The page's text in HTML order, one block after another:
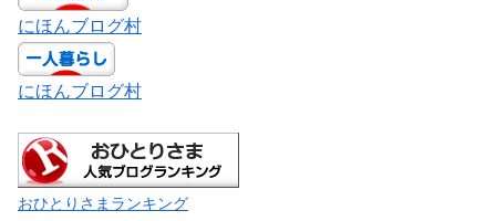
にほんブログ村
にほんブログ村
おひとりさまランキング